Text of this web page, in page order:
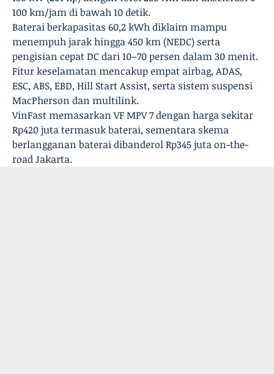
100 km/jam di bawah 10 detik.
Baterai berkapasitas 60,2 kWh diklaim mampu
menempuh jarak hingga 450 km (NEDC) serta
pengisian cepat DC dari 10–70 persen dalam 30 menit.
Fitur keselamatan mencakup empat airbag, ADAS,
ESC, ABS, EBD, Hill Start Assist, serta sistem suspensi
MacPherson dan multilink.
VinFast memasarkan VF MPV 7 dengan harga sekitar
Rp420 juta termasuk baterai, sementara skema
berlangganan baterai dibanderol Rp345 juta on-the-
road Jakarta.